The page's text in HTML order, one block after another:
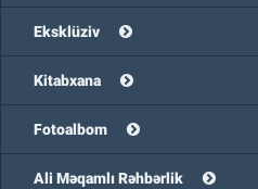
Eksklüziv
Kitabxana
Fotoalbom
Ali Məqamlı Rəhbərlik